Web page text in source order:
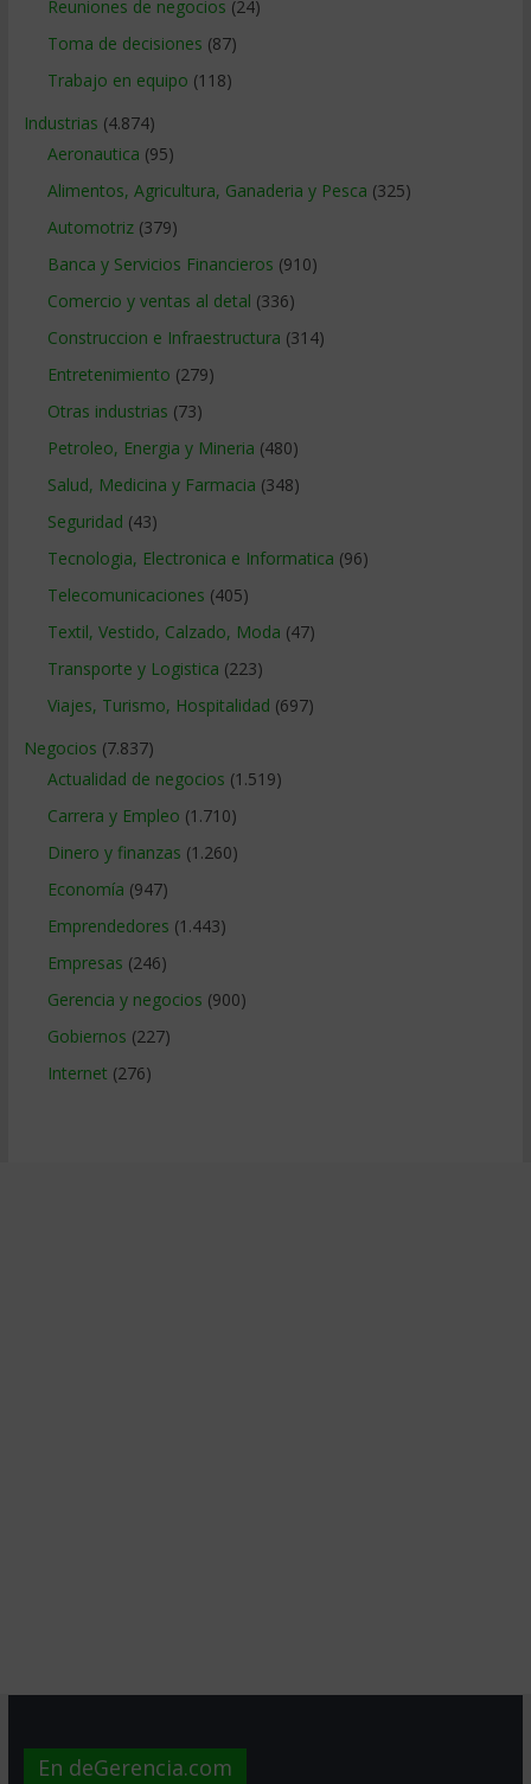
Reuniones de negocios (24)
Toma de decisiones (87)
Trabajo en equipo (118)
Industrias (4.874)
Aeronautica (95)
Alimentos, Agricultura, Ganaderia y Pesca (325)
Automotriz(379)
Banca y Servicios Financieros (910)
Comercio y ventas al detal (336)
Construccion e Infraestructura (314)
Entretenimiento (279)
Otras industrias (73)
Petroleo, Energia y Mineria (480)
Salud, Medicina y Farmacia (348)
Seguridad (43)
Tecnologia, Electronica e Informatica (96)
Telecomunicaciones (405)
Textil, Vestido, Calzado, Moda (47)
Transporte y Logistica (223)
Viajes, Turismo, Hospitalidad (697)
Negocios (7.837)
Actualidad de negocios (1.519)
Carrera y Empleo (1.710)
Dinero y finanzas (1.260)
Economía (947)
Emprendedores (1.443)
Empresas (246)
Gerencia y negocios (900)
Gobiernos (227)
Internet (276)
En deGerencia.com